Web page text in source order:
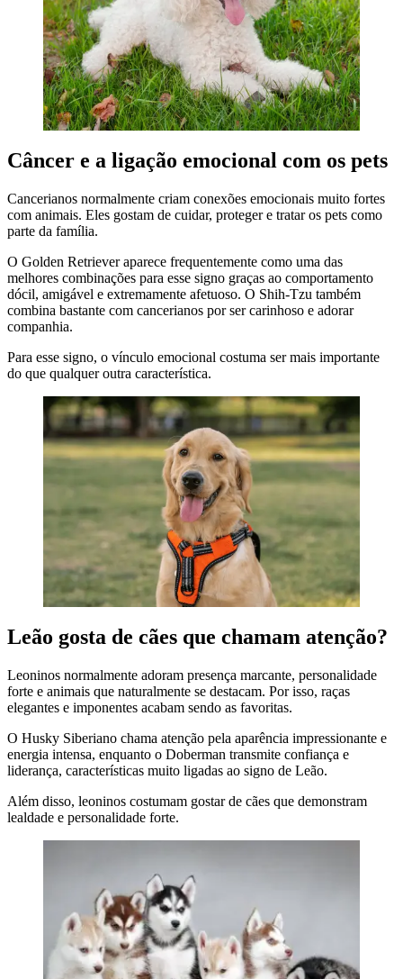
Câncer e a ligação emocional com os pets
Cancerianos normalmente criam conexões emocionais muito fortes
com animais. Eles gostam de cuidar, proteger e tratar os pets como
parte da família.
O Golden Retriever aparece frequentemente como uma das
melhores combinações para esse signo graças ao comportamento
dócil, amigável e extremamente afetuoso. O Shih-Tzu também
combina bastante com cancerianos por ser carinhoso e adorar
companhia.
Para esse signo, o vínculo emocional costuma ser mais importante
do que qualquer outra característica.
Leão gosta de cães que chamam atenção?
Leoninos normalmente adoram presença marcante, personalidade
forte e animais que naturalmente se destacam. Por isso, raças
elegantes e imponentes acabam sendo as favoritas.
O Husky Siberiano chama atenção pela aparência impressionante e
energia intensa, enquanto o Doberman transmite confiança e
liderança, características muito ligadas ao signo de Leão.
Além disso, leoninos costumam gostar de cães que demonstram
lealdade e personalidade forte.